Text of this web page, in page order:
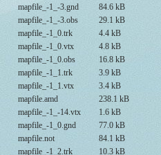
mapfile_-1_-3.gnd
84.6 kB
mapfile_-1_-3.obs
29.1 kB
mapfile_-1_0.trk
4.4 kB
mapfile_-1_0.vtx
4.8 kB
mapfile_-1_0.obs
16.8 kB
mapfile_-1_1.trk
3.9 kB
mapfile_-1_1.vtx
3.4 kB
mapfile.amd
238.1 kB
mapfile_-1_-14.vtx
1.6 kB
mapfile_-1_0.gnd
77.0 kB
mapfile.not
84.1 kB
mapfile_-1_2.trk
10.3 kB